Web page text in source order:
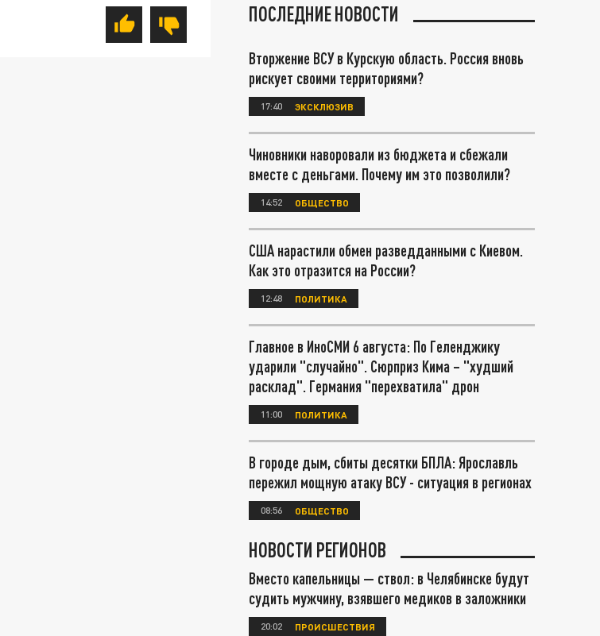
ПОСЛЕДНИЕ НОВОСТИ
Вторжение ВСУ в Курскую область. Россия вновь
рискует своими территориями?
17:40 ЭКСКЛЮЗИВ
Чиновники наворовали из бюджета и сбежали
вместе с деньгами. Почему им это позволили?
14:52 ОБЩЕСТВО
США нарастили обмен разведданными с Киевом.
Как это отразится на России?
12:48 ПОЛИТИКА
Главное в ИноСМИ 6 августа: По Геленджику
ударили "случайно". Сюрприз Кима – "худший
расклад". Германия "перехватила" дрон
11:00 ПОЛИТИКА
В городе дым, сбиты десятки БПЛА: Ярославль
пережил мощную атаку ВСУ - ситуация в регионах
08:56 ОБЩЕСТВО
НОВОСТИ РЕГИОНОВ
Вместо капельницы — ствол: в Челябинске будут
судить мужчину, взявшего медиков в заложники
20:02 ПРОИСШЕСТВИЯ